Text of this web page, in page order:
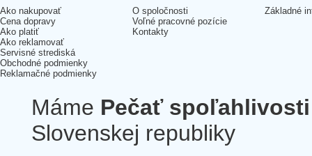
Ako nakupovať
Cena dopravy
Ako platiť
Ako reklamovať
Servisné strediská
Obchodné podmienky
Reklamačné podmienky
O spoločnosti
Voľné pracovné pozície
Kontakty
Základné
Máme Pečať spoľahlivosti
Slovenskej republiky